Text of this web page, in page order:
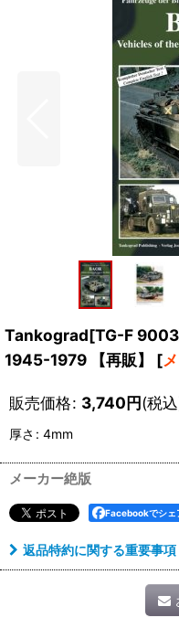
Tankograd[TG-F 9003]
1945-1979 【再販】
[
販売価格: 3,740円(税
厚さ : 4mm
メーカー絶版
Facebookでシェ
返品特約に関する重要事項